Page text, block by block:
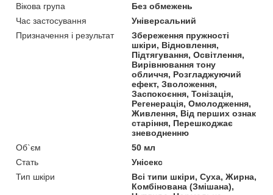
Вікова група
Без обмежень
Час застосування
Універсальний
Призначення і результат
Збереження пружності
шкіри, Відновлення,
Підтягування, Освітлення,
Вирівнювання тону
обличчя, Розгладжуючий
ефект, Зволоження,
Заспокоєння, Тонізація,
Регенерація, Омолодження,
Живлення, Від перших ознак
старіння, Перешкоджає
зневодненню
Об`єм
50 мл
Стать
Унісекс
Тип шкіри
Всі типи шкіри, Суха, Жирна,
Комбінована (Змішана),